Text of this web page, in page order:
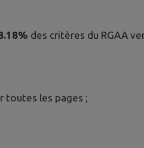
des critères du RGAA
toutes les pages ;